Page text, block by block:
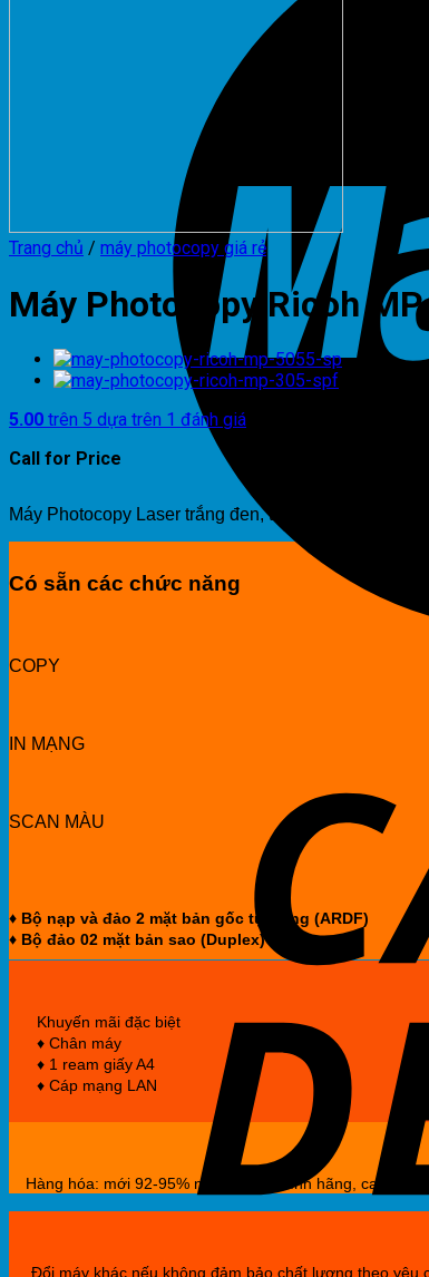
Trang chủ / máy photocopy giá rẻ
Máy Photocopy Ricoh
5.00 trên 5 dựa trên 1 đánh giá
Call for Price
Máy Photocopy Laser trắng đen, tốc độ: 40 bản/phút,
Có sẵn các chức năng
COPY
IN MẠNG
SCAN MÀU
♦ Bộ nạp và đảo 2 mặt bản gốc tự động (ARDF)
♦ Bộ đảo 02 mặt bản sao (Duplex)
Khuyến mãi đặc biệt
♦ Chân máy
♦ 1 ream giấy A4
♦ Cáp mạng LAN
Hàng hóa: mới 92-95% nhập khẩu chính hãng, cam kết
Đổi máy khác nếu không đảm bảo chất lượng theo yêu